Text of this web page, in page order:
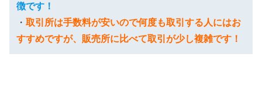
徴です！
・ 取引所は手数料が安いので何度も取引する人にはお
すすめですが、販売所に比べて取引が少し複雑です！